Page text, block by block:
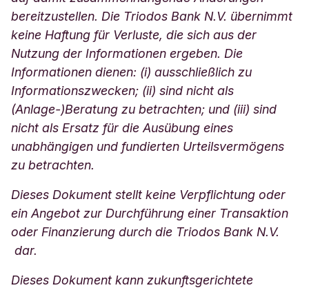
bereitzustellen. Die Triodos Bank N.V. übernimmt
keine Haftung für Verluste, die sich aus der
Nutzung der Informationen ergeben. Die
Informationen dienen: (i) ausschließlich zu
Informationszwecken; (ii) sind nicht als
(Anlage-)Beratung zu betrachten; und (iii) sind
nicht als Ersatz für die Ausübung eines
unabhängigen und fundierten Urteilsvermögens
zu betrachten.
Dieses Dokument stellt keine Verpflichtung oder
ein Angebot zur Durchführung einer Transaktion
oder Finanzierung durch die Triodos Bank N.V.
dar.
Dieses Dokument kann zukunftsgerichtete